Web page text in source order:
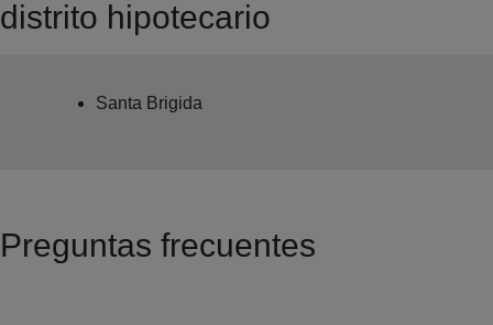
distrito hipotecario
Santa Brigida
Preguntas frecuentes